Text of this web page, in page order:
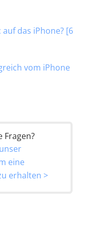
das iPhone? [6
vom iPhone
Fragen?
eine
erhalten >